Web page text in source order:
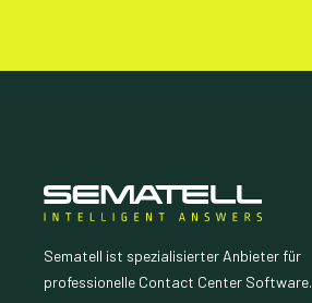
Sematell ist spezialisierter Anbieter für
professionelle Contact Center Software.